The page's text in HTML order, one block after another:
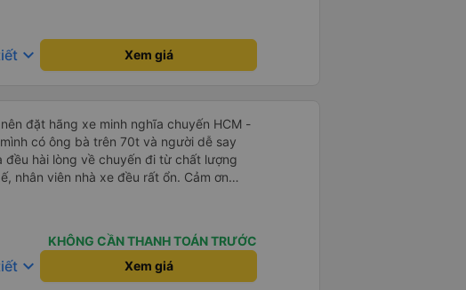
xe nên có quy định rõ ràng về việc giữ im
điện thoại) vào ban đêm để tránh làm
ủng hộ nhà xe trong tương lai!
keyboard_arrow_down Xem giá
đặt hãng xe minh nghĩa chuyến HCM -
có ông bà trên 70t và người dễ say
đều hài lòng về chuyến đi từ chất lượng
nhân viên nhà xe đều rất ổn. Cảm ơn
thiệu cho mình hãng xe giữa một rừng
mọi người trải nghiệm, đi 5-6 tiếng
ko ai mệt mỏi gì cả
KHÔNG CẦN THANH TOÁN TRƯỚC
keyboard_arrow_down Xem giá